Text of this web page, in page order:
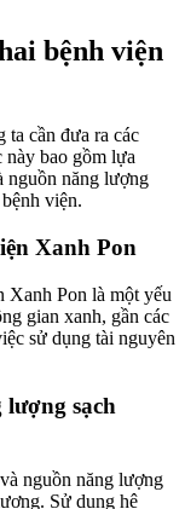
bệnh viện
cần đưa ra các
bao gồm lựa
nguồn năng lượng
viện.
Xanh Pon
Xanh Pon là một yếu
gian xanh, gần các
sử dụng tài nguyên
lượng sạch
nguồn năng lượng
Sử dụng hệ